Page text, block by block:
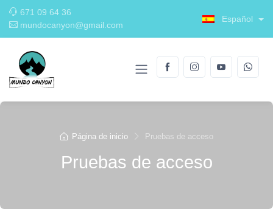
671 09 64 36
mundocanyon@gmail.com
Español
Página de inicio Pruebas de acceso
Pruebas de acceso